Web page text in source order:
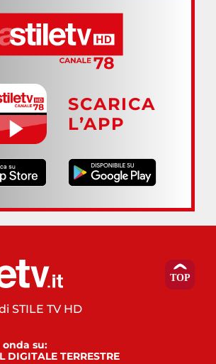
SCARICA
L’APP
STILE TV HD
onda su:
DIGITALE TERRESTRE